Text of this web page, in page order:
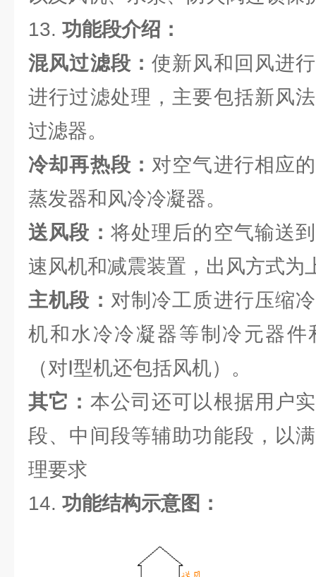
13. 功能段介绍：
混风过滤段：使新风和回风进
进行过滤处理，主要包括新风
过滤器。
冷却再热段： 对空气进行相应
蒸发器和风冷冷凝器。
送风段： 将处理后的空气输送
速风机和减震装置，出风方式为
主机段： 对制冷工质进行压缩
机和水冷冷凝器等制冷元器件
（对Ⅰ型机还包括风机）。
其它： 本公司还可以根据用户
段、中间段等辅助功能段，以
理要求
14. 功能结构示意图：